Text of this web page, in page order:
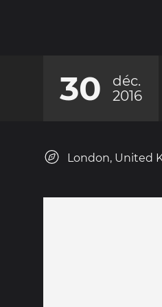
30
déc.
2016
London, United